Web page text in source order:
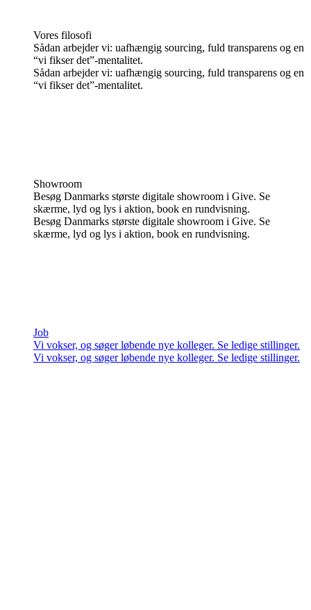
Vores filosofi
Sådan arbejder vi: uafhængig sourcing, fuld transparens og en
“vi fikser det”-mentalitet.
Sådan arbejder vi: uafhængig sourcing, fuld transparens og en
“vi fikser det”-mentalitet.
Showroom
Besøg Danmarks største digitale showroom i Give. Se
skærme, lyd og lys i aktion, book en rundvisning.
Besøg Danmarks største digitale showroom i Give. Se
skærme, lyd og lys i aktion, book en rundvisning.
Job
Vi vokser, og søger løbende nye kolleger. Se ledige stillinger.
Vi vokser, og søger løbende nye kolleger. Se ledige stillinger.